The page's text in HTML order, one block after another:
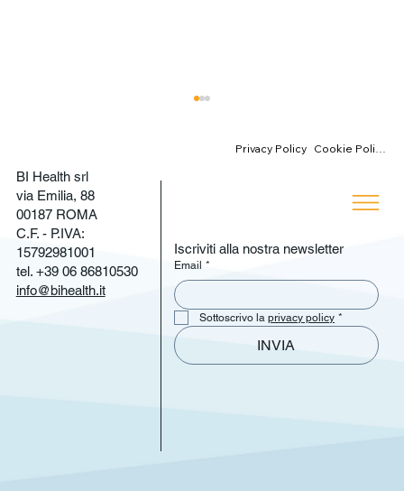
Spesa farmaceutica fuori controllo?
La risposta Data-Driven che riduce lo
sforamento e potenzia l'Auditing
BI Health srl
via Emilia, 88
00187 ROMA
C.F. - P.IVA:
15792981001
tel. +39 06 86810530
info@bihealth.it
Privacy Policy
Iscriviti alla nostra newsletter
Email *
Sottoscrivo la privacy policy *
INVIA